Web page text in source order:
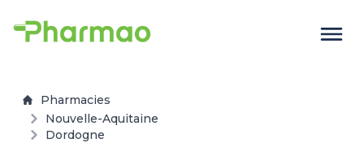
Pharmacies
Nouvelle-Aquitaine
Dordogne